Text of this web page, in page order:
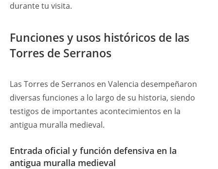
durante tu visita.
Funciones y usos históricos de las
Torres de Serranos
Las Torres de Serranos en Valencia desempeñaron
diversas funciones a lo largo de su historia, siendo
testigos de importantes acontecimientos en la
antigua muralla medieval.
Entrada oficial y función defensiva en la
antigua muralla medieval